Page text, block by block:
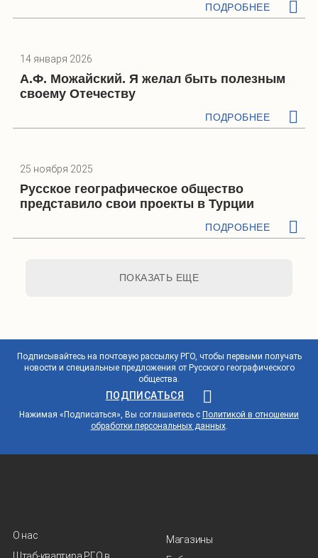
ПОДРОБНЕЕ
14 января 2026
А.Ф. Можайский. Я желал быть полезным
своему Отечеству
ПОДРОБНЕЕ
25 ноября 2025
Русское географическое общество
представило свои проекты в Турции
ПОДРОБНЕЕ
ПОКАЗАТЬ ЕЩЕ
Подписывайтесь на почтовую рассылку РГО, чтобы первыми получать
новости и специальные предложения от Русского географического
общества.
ПОДПИСАТЬСЯ
Нажимая «Подписаться», Вы соглашаетесь с Политикой в отношении
обработки персональных данных.
О нас
Штаб-квартира РГО в
Магазины